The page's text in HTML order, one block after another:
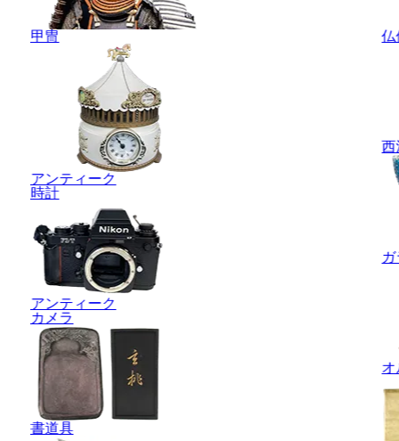
甲冑
アンティーク
時計
アンティーク
カメラ
書道具
仏
西
オ